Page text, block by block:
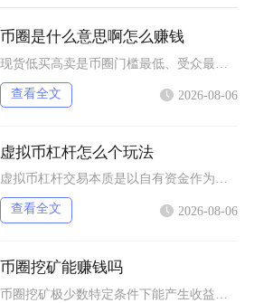
币圈是什么意思啊怎么赚钱
查看全文 2026-08-06
虚拟币杠杆怎么个玩法
虚拟币杠杆交易本质是以自有资金作为保证金向交易所拆借资金放大持仓规模，币圈杠杆主要分为现货
查看全文 2026-08-06
币圈挖矿能赚钱吗